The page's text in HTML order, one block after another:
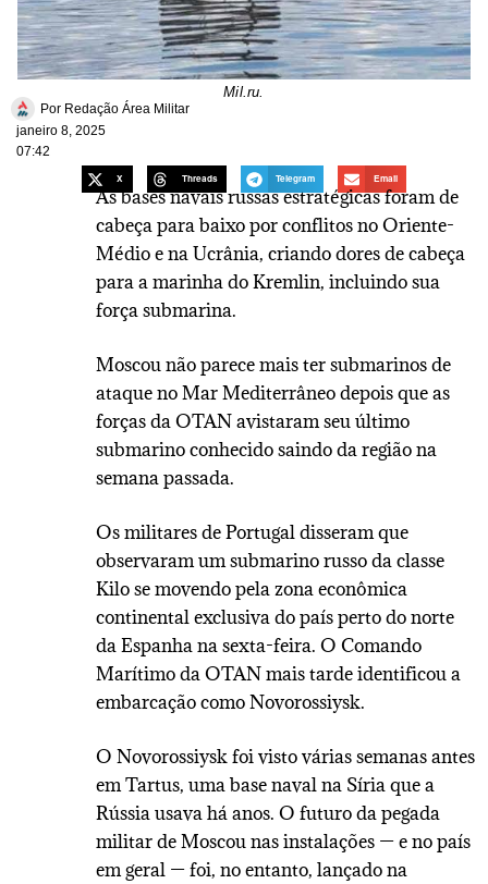
Mil.ru.
Por Redação Área Militar
janeiro 8, 2025
07:42
X Threads Telegram Email
As bases navais russas estratégicas foram de
cabeça para baixo por conflitos no Oriente-
Médio e na Ucrânia, criando dores de cabeça
para a marinha do Kremlin, incluindo sua
força submarina.
Moscou não parece mais ter submarinos de
ataque no Mar Mediterrâneo depois que as
forças da OTAN avistaram seu último
submarino conhecido saindo da região na
semana passada.
Os militares de Portugal disseram que
observaram um submarino russo da classe
Kilo se movendo pela zona econômica
continental exclusiva do país perto do norte
da Espanha na sexta-feira. O Comando
Marítimo da OTAN mais tarde identificou a
embarcação como Novorossiysk.
O Novorossiysk foi visto várias semanas antes
em Tartus, uma base naval na Síria que a
Rússia usava há anos. O futuro da pegada
militar de Moscou nas instalações — e no país
em geral — foi, no entanto, lançado na